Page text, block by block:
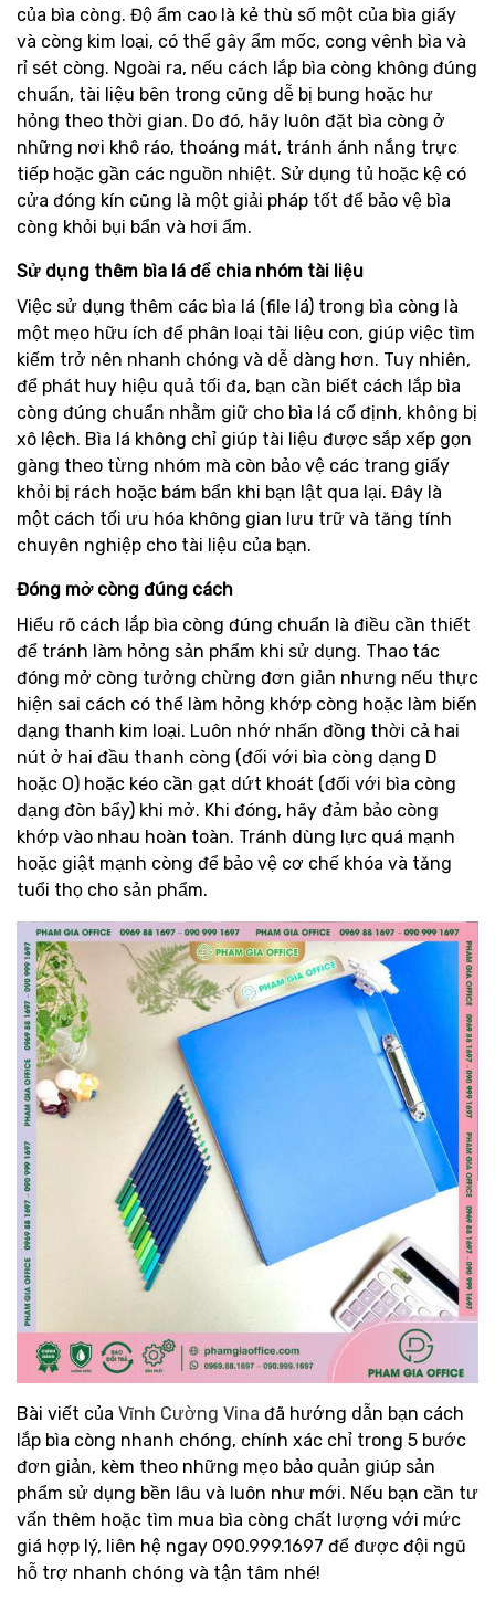
của bìa còng. Độ ẩm cao là kẻ thù số một của bìa giấy
và còng kim loại, có thể gây ẩm mốc, cong vênh bìa và
rỉ sét còng. Ngoài ra, nếu cách lắp bìa còng không đúng
chuẩn, tài liệu bên trong cũng dễ bị bung hoặc hư
hỏng theo thời gian. Do đó, hãy luôn đặt bìa còng ở
những nơi khô ráo, thoáng mát, tránh ánh nắng trực
tiếp hoặc gần các nguồn nhiệt. Sử dụng tủ hoặc kệ có
cửa đóng kín cũng là một giải pháp tốt để bảo vệ bìa
còng khỏi bụi bẩn và hơi ẩm.
Sử dụng thêm bìa lá để chia nhóm tài liệu
Việc sử dụng thêm các bìa lá (file lá) trong bìa còng là
một mẹo hữu ích để phân loại tài liệu con, giúp việc tìm
kiếm trở nên nhanh chóng và dễ dàng hơn. Tuy nhiên,
để phát huy hiệu quả tối đa, bạn cần biết cách lắp bìa
còng đúng chuẩn nhằm giữ cho bìa lá cố định, không bị
xô lệch. Bìa lá không chỉ giúp tài liệu được sắp xếp gọn
gàng theo từng nhóm mà còn bảo vệ các trang giấy
khỏi bị rách hoặc bám bẩn khi bạn lật qua lại. Đây là
một cách tối ưu hóa không gian lưu trữ và tăng tính
chuyên nghiệp cho tài liệu của bạn.
Đóng mở còng đúng cách
Hiểu rõ cách lắp bìa còng đúng chuẩn là điều cần thiết
để tránh làm hỏng sản phẩm khi sử dụng. Thao tác
đóng mở còng tưởng chừng đơn giản nhưng nếu thực
hiện sai cách có thể làm hỏng khớp còng hoặc làm biến
dạng thanh kim loại. Luôn nhớ nhấn đồng thời cả hai
nút ở hai đầu thanh còng (đối với bìa còng dạng D
hoặc O) hoặc kéo cần gạt dứt khoát (đối với bìa còng
dạng đòn bẩy) khi mở. Khi đóng, hãy đảm bảo còng
khớp vào nhau hoàn toàn. Tránh dùng lực quá mạnh
hoặc giật mạnh còng để bảo vệ cơ chế khóa và tăng
tuổi thọ cho sản phẩm.
Bài viết của Vĩnh Cường Vina đã hướng dẫn bạn cách
lắp bìa còng nhanh chóng, chính xác chỉ trong 5 bước
đơn giản, kèm theo những mẹo bảo quản giúp sản
phẩm sử dụng bền lâu và luôn như mới. Nếu bạn cần tư
vấn thêm hoặc tìm mua bìa còng chất lượng với mức
giá hợp lý, liên hệ ngay 090.999.1697 để được đội ngũ
hỗ trợ nhanh chóng và tận tâm nhé!